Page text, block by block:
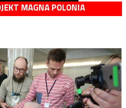
MAGNA POLONIA